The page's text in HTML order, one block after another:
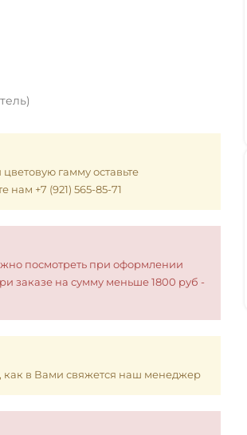
гамму оставьте
+7 (921) 565-85-71
посмотреть при оформлении
заказе на сумму меньше 1800 руб -
как в Вами свяжется наш менеджер